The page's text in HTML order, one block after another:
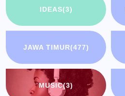
IDEAS(3)
JAWA TIMUR(477)
MUSIC(3)